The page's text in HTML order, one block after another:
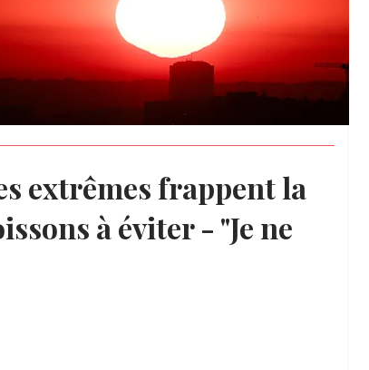
extrêmes frappent la
à éviter - "Je ne